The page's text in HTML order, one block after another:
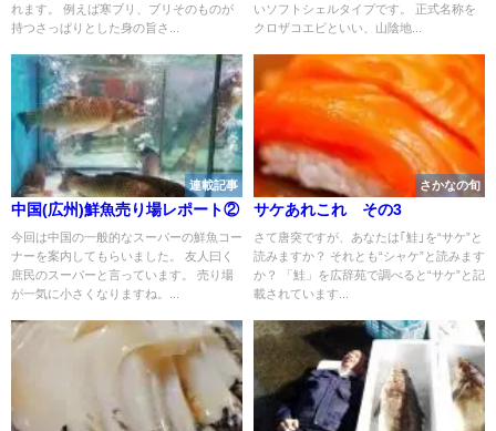
れます。 例えば寒ブリ、ブリそのものが
持つさっぱりとした身の旨さ...
いソフトシェルタイプです。 正式名称を
クロザコエビといい、山陰地...
連載記事
中国(広州)鮮魚売り場レポート②
今回は中国の一般的なスーパーの鮮魚コー
ナーを案内してもらいました。 友人曰く
庶民のスーパーと言っています。 売り場
が一気に小さくなりますね。...
さかなの旬
サケあれこれ その3
さて唐突ですが、あなたは｢鮭｣を“サケ”と
読みますか？ それとも“シャケ”と読みます
か？ 「鮭」を広辞苑で調べると“サケ”と記
載されています...